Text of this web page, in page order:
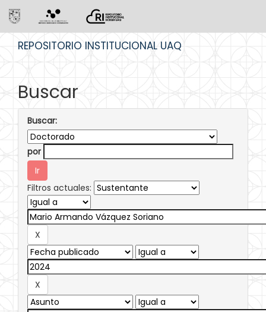
REPOSITORIO INSTITUCIONAL UAQ
Buscar
Buscar:
por
Filtros actuales: